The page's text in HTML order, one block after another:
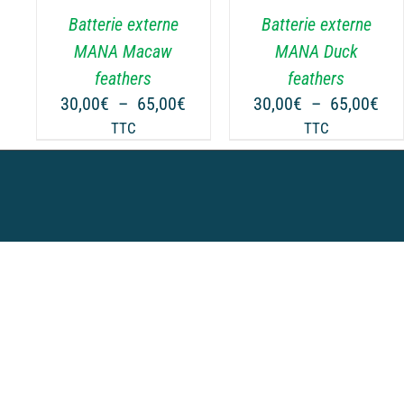
Batterie externe
MANA Macaw
feathers
30,00€ – 65,00€
prix :
TTC
LES
OPTIONS
PEUVENT
ÊTRE
CHOISIES
SUR
LA
Batterie externe
MANA Duck
feathers
30,00€ – 65,00€
TTC
LES
OPTIONS
PEUVENT
ÊTRE
CHOISIES
SUR
LA